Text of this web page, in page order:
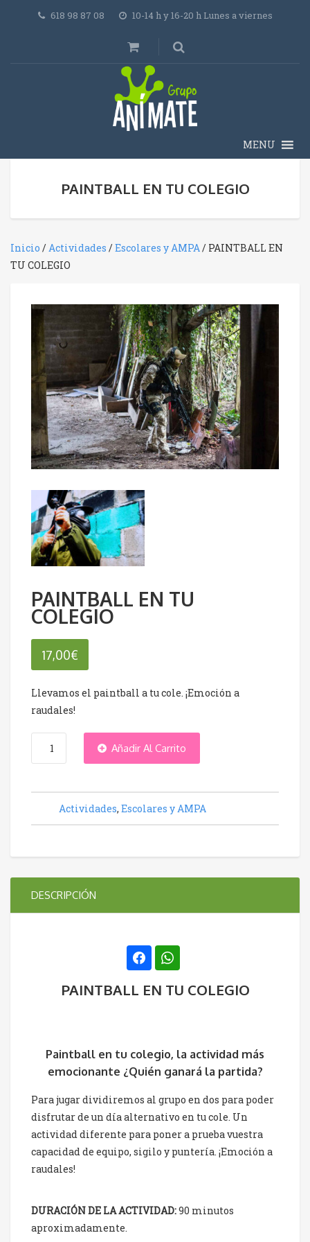
618 98 87 08 10-14 h y 16-20 h Lunes a viernes
MENU
PAINTBALL EN TU COLEGIO
Inicio / Actividades / Escolares y AMPA/ PAINTBALL EN
TU COLEGIO
PAINTBALL EN TU
COLEGIO
17,00€
Llevamos el paintball a tu cole. ¡Emoción a
raudales!
PAINTBALL Añadir Al Carrito
Actividades, Escolares y AMPA
DESCRIPCIÓN
PAINTBALL EN TU COLEGIO
Paintball en tu colegio, la actividad más
emocionante ¿Quién ganará la partida?
Para jugar dividiremos al grupo en dos para poder
disfrutar de un día alternativo en tu cole. Un
actividad diferente para poner a prueba vuestra
capacidad de equipo, sigilo y puntería. ¡Emoción a
raudales!
DURACIÓN DE LA ACTIVIDAD:90 minutos
aproximadamente.